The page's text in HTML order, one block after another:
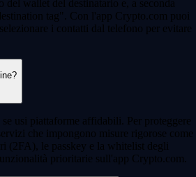
del wallet del destinatario e, a seconda
tag". Con l'app Crypto.com puoi
i contatti dal telefono per evitare
usi piattaforme affidabili. Per proteggere
che impongono misure rigorose come
(2FA), le passkey e la whitelist degli
prioritarie sull'app Crypto.com.